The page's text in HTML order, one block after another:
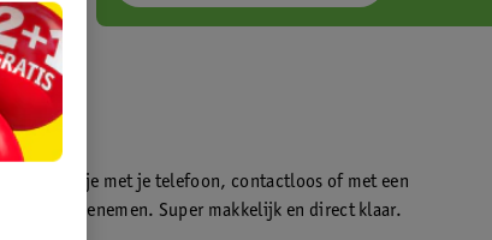
waarmee je met je telefoon, contactloos of met een
kan meenemen. Super makkelijk en direct klaar.